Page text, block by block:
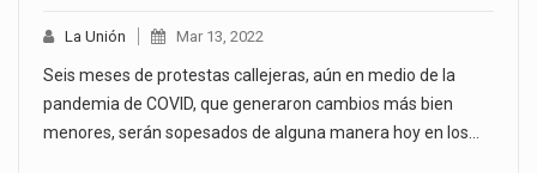
La Unión Mar 13, 2022
Seis meses de protestas callejeras, aún en medio de la
pandemia de COVID, que generaron cambios más bien
menores, serán sopesados de alguna manera hoy en los…